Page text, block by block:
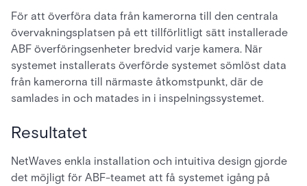
För att överföra data från kamerorna till den centrala
övervakningsplatsen på ett tillförlitligt sätt installerade
ABF överföringsenheter bredvid varje kamera. När
systemet installerats överförde systemet sömlöst data
från kamerorna till närmaste åtkomstpunkt, där de
samlades in och matades in i inspelningssystemet.
Resultatet
NetWaves enkla installation och intuitiva design gjorde
det möjligt för ABF-teamet att få systemet igång på